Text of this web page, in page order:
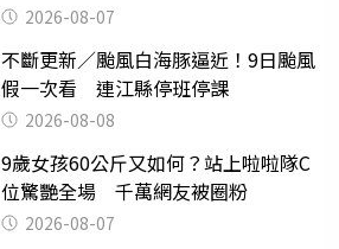
2026-08-07
不斷更新／颱風白海豚逼近！9日颱風
假一次看 連江縣停班停課
2026-08-08
9歲女孩60公斤又如何？站上啦啦隊C
位驚艷全場 千萬網友被圈粉
2026-08-07